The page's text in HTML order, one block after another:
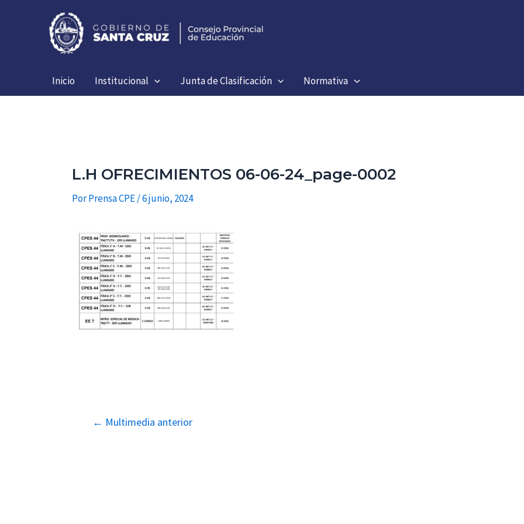
Inicio Institucional Junta de Clasificación Normativa
L.H OFRECIMIENTOS 06-06-24_page-0002
PorPrensa CPE/6 junio, 2024
Navegación
← Multimedia anterior